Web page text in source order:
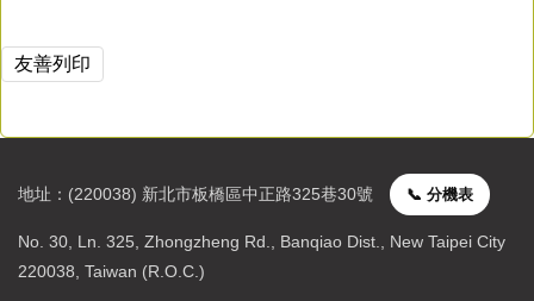
友善列印
聯絡資訊
地址：(220038) 新北市板橋區中正路325巷30號 📞 分機表
No. 30, Ln. 325, Zhongzheng Rd., Banqiao Dist., New Taipei City
220038, Taiwan (R.O.C.)